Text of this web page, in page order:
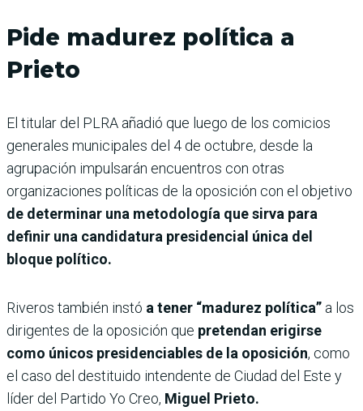
Pide madurez política a
Prieto
El titular del PLRA añadió que luego de los comicios
generales municipales del 4 de octubre, desde la
agrupación impulsarán encuentros con otras
organizaciones políticas de la oposición con el objetivo
de determinar una metodología que sirva para
definir una candidatura presidencial única del
bloque político.
Riveros también instó a tener “madurez política” a los
dirigentes de la oposición que pretendan erigirse
como únicos presidenciables de la oposición, como
el caso del destituido intendente de Ciudad del Este y
líder del Partido Yo Creo, Miguel Prieto.